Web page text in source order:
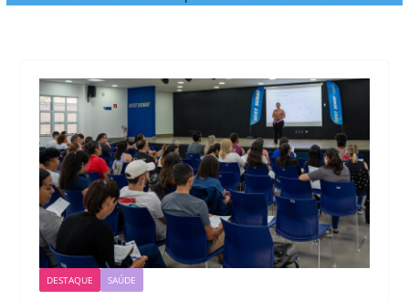
DESTAQUE SAÚDE